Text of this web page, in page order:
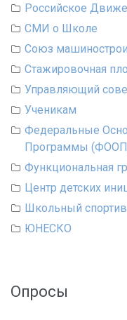
Российское
СМИ о Школе
Союз
Стажировочная
Управляющий
Ученикам
Федеральные
Программы
Функциональная
Центр детских
Школьный
ЮНЕСКО
Опросы